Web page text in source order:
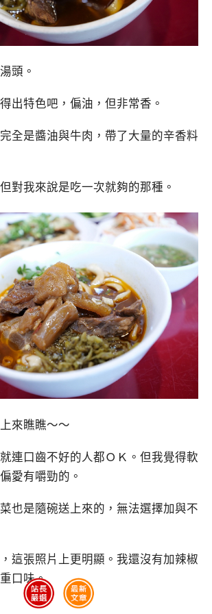
頭。
出特色吧，偏油，但非常香。
全是醬油與牛肉，帶了大量的辛香料
對我來說是吃一次就夠的那種。
來瞧瞧～～
連口齒不好的人都ＯＫ。但我覺得軟
愛有嚼勁的。
也是隨碗送上來的，無法選擇加與不
這張照片上更明顯。我還沒有加辣椒
口味。